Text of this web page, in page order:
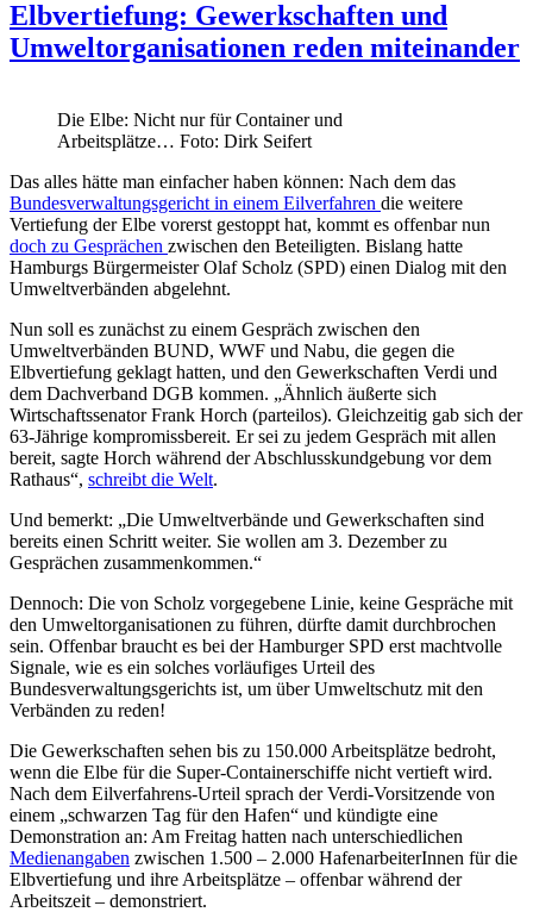
Elbvertiefung: Gewerkschaften und
Umweltorganisationen reden miteinander
Die Elbe: Nicht nur für Container und
Arbeitsplätze… Foto: Dirk Seifert
Das alles hätte man einfacher haben können: Nach dem das
Bundesverwaltungsgericht in einem Eilverfahren die weitere
Vertiefung der Elbe vorerst gestoppt hat, kommt es offenbar nun
doch zu Gesprächen zwischen den Beteiligten. Bislang hatte
Hamburgs Bürgermeister Olaf Scholz (SPD) einen Dialog mit den
Umweltverbänden abgelehnt.
Nun soll es zunächst zu einem Gespräch zwischen den
Umweltverbänden BUND, WWF und Nabu, die gegen die
Elbvertiefung geklagt hatten, und den Gewerkschaften Verdi und
dem Dachverband DGB kommen. „Ähnlich äußerte sich
Wirtschaftssenator Frank Horch (parteilos). Gleichzeitig gab sich der
63-Jährige kompromissbereit. Er sei zu jedem Gespräch mit allen
bereit, sagte Horch während der Abschlusskundgebung vor dem
Rathaus“, schreibt die Welt.
Und bemerkt: „Die Umweltverbände und Gewerkschaften sind
bereits einen Schritt weiter. Sie wollen am 3. Dezember zu
Gesprächen zusammenkommen.“
Dennoch: Die von Scholz vorgegebene Linie, keine Gespräche mit
den Umweltorganisationen zu führen, dürfte damit durchbrochen
sein. Offenbar braucht es bei der Hamburger SPD erst machtvolle
Signale, wie es ein solches vorläufiges Urteil des
Bundesverwaltungsgerichts ist, um über Umweltschutz mit den
Verbänden zu reden!
Die Gewerkschaften sehen bis zu 150.000 Arbeitsplätze bedroht,
wenn die Elbe für die Super-Containerschiffe nicht vertieft wird.
Nach dem Eilverfahrens-Urteil sprach der Verdi-Vorsitzende von
einem „schwarzen Tag für den Hafen“ und kündigte eine
Demonstration an: Am Freitag hatten nach unterschiedlichen
Medienangaben zwischen 1.500 – 2.000 HafenarbeiterInnen für die
Elbvertiefung und ihre Arbeitsplätze – offenbar während der
Arbeitszeit – demonstriert.